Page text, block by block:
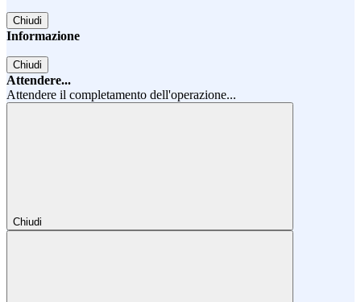
Chiudi
Informazione
Chiudi
Attendere...
Attendere il completamento dell'operazione...
Chiudi